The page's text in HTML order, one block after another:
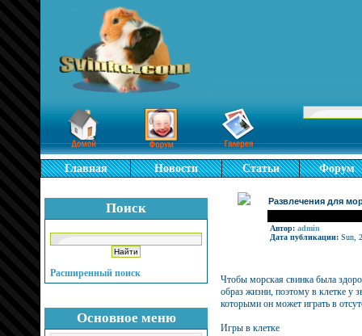
Главная Новости Статьи Форум
Поиск
Расширенный поиск
Основное меню
Развлечения для
Автор: admin
Дата публикации: Sun,
Чтобы морская свинка была
образ жизни, поэтому в клетке у
которыми он может играть в
Игры в клетке